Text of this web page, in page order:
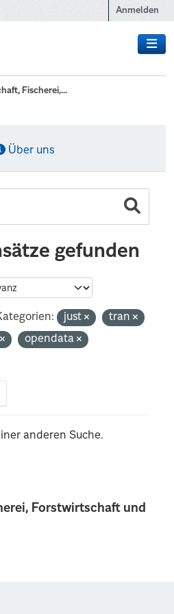
Anmelden
Fischerei,...
Forstwirtschaft und
Über uns
gefunden
just
tran
opendata
anderen Suche.